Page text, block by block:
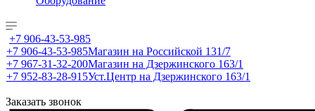
+7 906-43-53-985
+7 906-43-53-985Магазин на Российской 131/7
+7 967-31-32-200Магазин на Дзержинского 163/1
+7 952-83-28-915Уст.Центр на Дзержинского 163/1
Заказать звонок